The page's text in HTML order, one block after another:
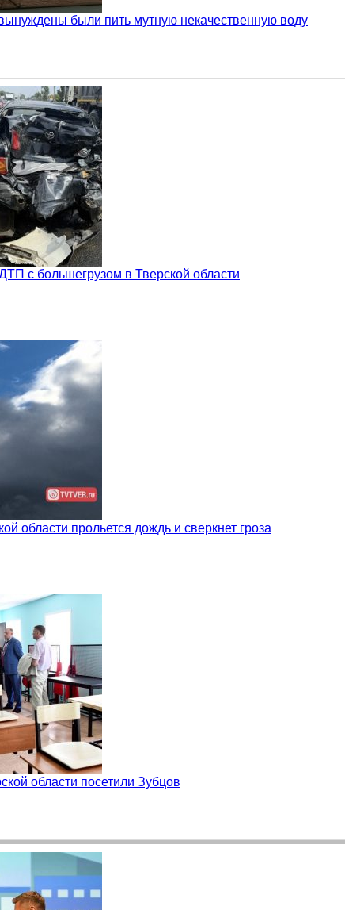
были пить мутную некачественную воду
с большегрузом в Тверской области
области прольется дождь и сверкнет гроза
области посетили Зубцов